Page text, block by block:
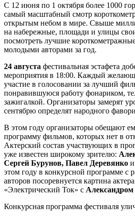
С 12 июня по 1 октября более 1000
самый масштабный смотр
открытым небом в мире. Свыше
на набережные, площади и улицы
посмотреть лучшие
молодыми авторами за год.
24 августа фестивальная эстафета
мероприятия в 18:00. Каждый
участие в голосовании за лучший
понравившуюся работу фонариком,
зажигалкой. Организаторы замерят
сентябрю определят народного
В этом году организаторы обещают
программу фильмов, которых нет в
Актерский состав участвующих в
уже известен широкому зрителю:
Сергей Бурунов, Павел Деревянко
этом году в конкурсной программе с
авторов посоревнуется картина актера
«Электрический Ток» с
Конкурсная программа фестиваля